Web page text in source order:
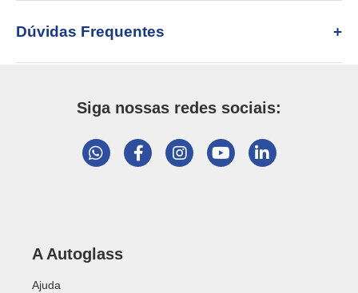
Dúvidas Frequentes
Siga nossas redes sociais:
A Autoglass
Ajuda